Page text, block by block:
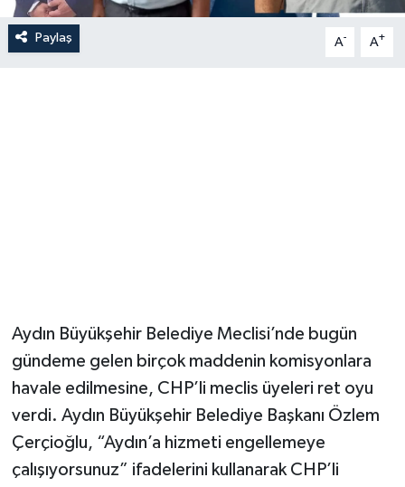
Paylaş A- A+
Aydın Büyükşehir Belediye Meclisi’nde bugün
gündeme gelen birçok maddenin komisyonlara
havale edilmesine, CHP’li meclis üyeleri ret oyu
verdi. Aydın Büyükşehir Belediye Başkanı Özlem
Çerçioğlu, “Aydın’a hizmeti engellemeye
çalışıyorsunuz” ifadelerini kullanarak CHP’li